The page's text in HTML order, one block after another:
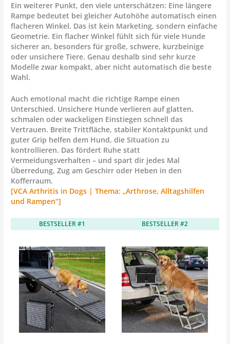
Ein weiterer Punkt, den viele unterschätzen: Eine längere
Rampe bedeutet bei gleicher Autohöhe automatisch einen
flacheren Winkel. Das ist kein Marketing, sondern einfache
Geometrie. Ein flacher Winkel fühlt sich für viele Hunde
sicherer an, besonders für große, schwere, kurzbeinige
oder unsichere Tiere. Genau deshalb sind sehr kurze
Modelle zwar kompakt, aber nicht automatisch die beste
Wahl.
Auch emotional macht die richtige Rampe einen
Unterschied. Unsichere Hunde verlieren auf glatten,
schmalen oder wackeligen Einstiegen schnell das
Vertrauen. Breite Trittfläche, stabiler Kontaktpunkt und
guter Grip helfen dem Hund, die Situation zu
kontrollieren. Das fördert Ruhe statt
Vermeidungsverhalten – und spart dir jedes Mal
Überredung, Zug am Geschirr oder Heben in den
Kofferraum.
[VCA Arthritis in Dogs | Thema: „Arthrose, Alltagshilfen
und Rampen“]
BESTSELLER #1 BESTSELLER #2